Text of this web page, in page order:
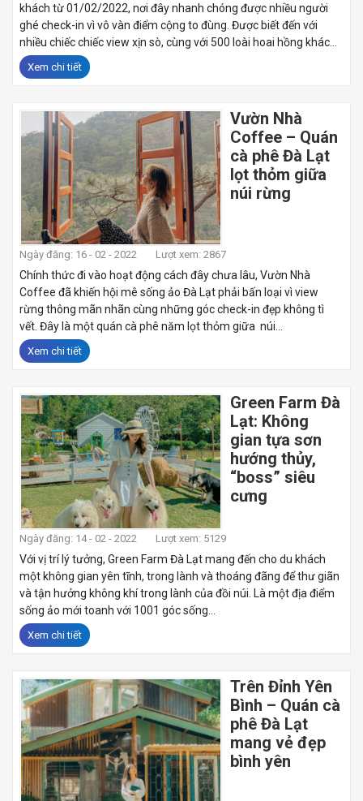
khách từ 01/02/2022, nơi đây nhanh chóng được nhiều người
ghé check-in vì vô vàn điểm cộng to đùng. Được biết đến với
nhiều chiếc chiếc view xịn sò, cùng với 500 loài hoai hồng khác...
Xem chi tiết
Vườn Nhà
Coffee – Quán
cà phê Đà Lạt
lọt thỏm giữa
núi rừng
Ngày đăng: 16 - 02 - 2022 Lượt xem: 2867
Chính thức đi vào hoạt động cách đây chưa lâu, Vườn Nhà
Coffee đã khiến hội mê sống ảo Đà Lạt phải bấn loại vì view
rừng thông mãn nhãn cùng những góc check-in đẹp không tì
vết. Đây là một quán cà phê năm lọt thỏm giữa núi...
Xem chi tiết
Green Farm Đà
Lạt: Không
gian tựa sơn
hướng thủy,
“boss” siêu
cưng
Ngày đăng: 14 - 02 - 2022 Lượt xem: 5129
Với vị trí lý tưởng, Green Farm Đà Lạt mang đến cho du khách
một không gian yên tĩnh, trong lành và thoáng đãng để thư giãn
và tận hưởng không khí trong lành của đồi núi. Là một địa điểm
sống ảo mới toanh với 1001 góc sống...
Xem chi tiết
Trên Đỉnh Yên
Bình – Quán cà
phê Đà Lạt
mang vẻ đẹp
bình yên